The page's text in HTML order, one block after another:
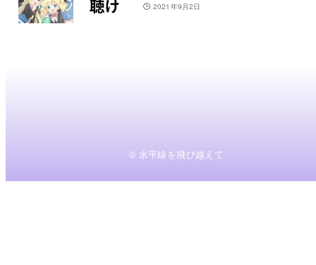
2021年9月2日
© 水平線を飛び越えて